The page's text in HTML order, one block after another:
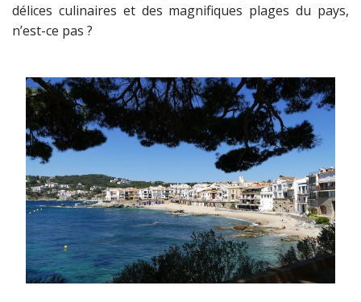
délices culinaires et des magnifiques plages du pays,
n’est-ce pas ?